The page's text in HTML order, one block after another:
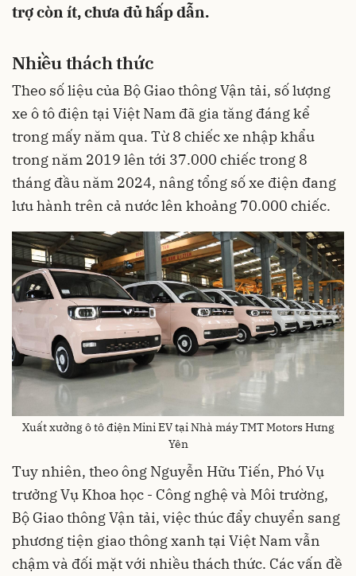
trợ còn ít, chưa đủ hấp dẫn.
Nhiều thách thức
Theo số liệu của Bộ Giao thông Vận tải, số lượng
xe ô tô điện tại Việt Nam đã gia tăng đáng kể
trong mấy năm qua. Từ 8 chiếc xe nhập khẩu
trong năm 2019 lên tới 37.000 chiếc trong 8
tháng đầu năm 2024, nâng tổng số xe điện đang
lưu hành trên cả nước lên khoảng 70.000 chiếc.
Xuất xưởng ô tô điện Mini EV tại Nhà máy TMT Motors Hưng
Yên
Tuy nhiên, theo ông Nguyễn Hữu Tiến, Phó Vụ
trưởng Vụ Khoa học - Công nghệ và Môi trường,
Bộ Giao thông Vận tải, việc thúc đẩy chuyển sang
phương tiện giao thông xanh tại Việt Nam vẫn
chậm và đối mặt với nhiều thách thức. Các vấn đề